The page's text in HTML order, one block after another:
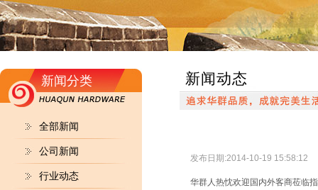
新闻分类
全部新闻
公司新闻
行业动态
新闻动态
发布日期:2014-10-19 15:58:12
华群人热忱欢迎国内外客商莅临